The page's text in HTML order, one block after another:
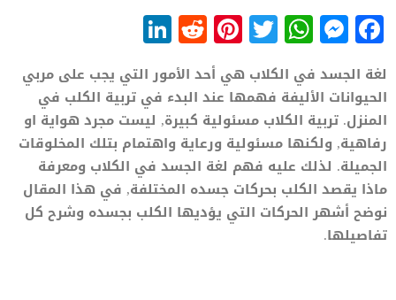
Facebook
Messenger
WhatsApp
Twitter
Pinterest
Reddit
لغة الجسد في الكلاب هي أحد الأمور التي يجب على مربي
الحيوانات الأليفة فهمها عند البدء في تربية الكلب في
المنزل. تربية الكلاب مسئولية كبيرة, ليست مجرد هواية او
رفاهية, ولكنها مسئولية ورعاية واهتمام بتلك المخلوقات
الجميلة. لذلك عليه فهم لغة الجسد في الكلاب ومعرفة
ماذا يقصد الكلب بحركات جسده المختلفة, في هذا المقال
نوضح أشهر الحركات التي يؤديها الكلب بجسده وشرح كل
تفاصيلها.